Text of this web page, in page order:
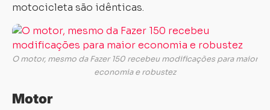
motocicleta são idênticas.
O motor, mesmo da Fazer 150 recebeu modificações para maior
economia e robustez
Motor